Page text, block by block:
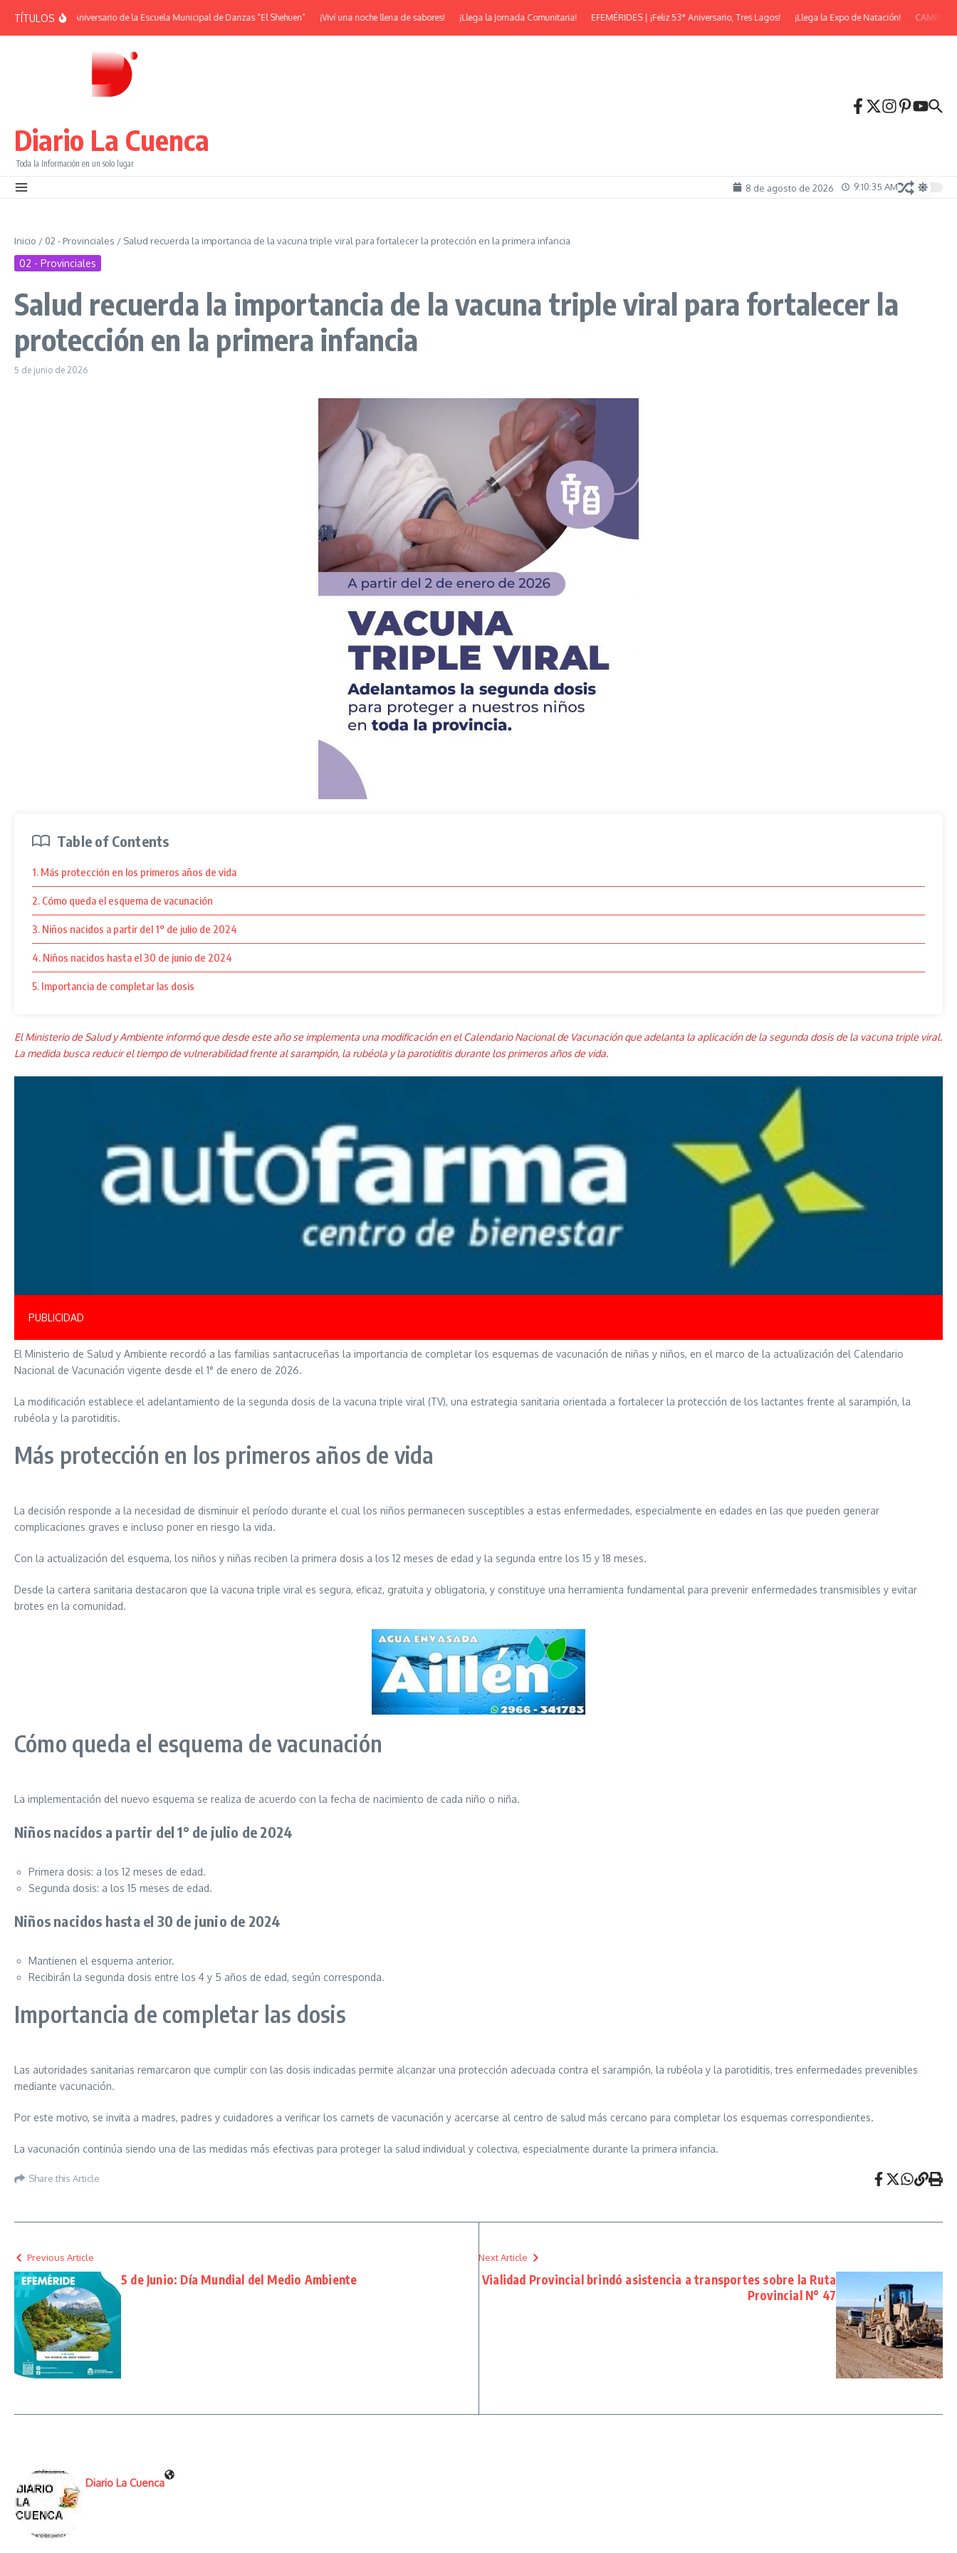
TÍTULOS
| 38° Aniversario de la Escuela Municipal de Danzas “El Shehuen” ¡Viví una noche llena de sabores! ¡Llega la Jornada Comunitaria! EFEMÉRIDES | ¡Feliz 53° Aniversario, Tres Lagos! ¡Llega la Expo de Natación! CAMINATA
Diario La Cuenca
Toda la Información en un solo lugar
8 de agosto de 2026 9:10:36 AM
Inicio / 02 - Provinciales / Salud recuerda la importancia de la vacuna triple viral para fortalecer la protección en la primera infancia
02 - Provinciales
Salud recuerda la importancia de la vacuna triple viral para fortalecer la
protección en la primera infancia
5 de junio de 2026
Table of Contents
1. Más protección en los primeros años de vida
2. Cómo queda el esquema de vacunación
3. Niños nacidos a partir del 1° de julio de 2024
4. Niños nacidos hasta el 30 de junio de 2024
5. Importancia de completar las dosis
El Ministerio de Salud y Ambiente informó que desde este año se implementa una modificación en el Calendario Nacional de Vacunación que adelanta la aplicación de la segunda dosis de la vacuna triple viral.
La medida busca reducir el tiempo de vulnerabilidad frente al sarampión, la rubéola y la parotiditis durante los primeros años de vida.
PUBLICIDAD
El Ministerio de Salud y Ambiente recordó a las familias santacruceñas la importancia de completar los esquemas de vacunación de niñas y niños, en el marco de la actualización del Calendario
Nacional de Vacunación vigente desde el 1° de enero de 2026.
La modificación establece el adelantamiento de la segunda dosis de la vacuna triple viral (TV), una estrategia sanitaria orientada a fortalecer la protección de los lactantes frente al sarampión, la
rubéola y la parotiditis.
Más protección en los primeros años de vida
La decisión responde a la necesidad de disminuir el período durante el cual los niños permanecen susceptibles a estas enfermedades, especialmente en edades en las que pueden generar
complicaciones graves e incluso poner en riesgo la vida.
Con la actualización del esquema, los niños y niñas reciben la primera dosis a los 12 meses de edad y la segunda entre los 15 y 18 meses.
Desde la cartera sanitaria destacaron que la vacuna triple viral es segura, eficaz, gratuita y obligatoria, y constituye una herramienta fundamental para prevenir enfermedades transmisibles y evitar
brotes en la comunidad.
Cómo queda el esquema de vacunación
La implementación del nuevo esquema se realiza de acuerdo con la fecha de nacimiento de cada niño o niña.
Niños nacidos a partir del 1° de julio de 2024
Primera dosis: a los 12 meses de edad.
Segunda dosis: a los 15 meses de edad.
Niños nacidos hasta el 30 de junio de 2024
Mantienen el esquema anterior.
Recibirán la segunda dosis entre los 4 y 5 años de edad, según corresponda.
Importancia de completar las dosis
Las autoridades sanitarias remarcaron que cumplir con las dosis indicadas permite alcanzar una protección adecuada contra el sarampión, la rubéola y la parotiditis, tres enfermedades prevenibles
mediante vacunación.
Por este motivo, se invita a madres, padres y cuidadores a verificar los carnets de vacunación y acercarse al centro de salud más cercano para completar los esquemas correspondientes.
La vacunación continúa siendo una de las medidas más efectivas para proteger la salud individual y colectiva, especialmente durante la primera infancia.
Share this Article
Previous Article
5 de Junio: Día Mundial del Medio Ambiente
Next Article
Vialidad Provincial brindó asistencia a transportes sobre la Ruta
Provincial N° 47
Diario La Cuenca